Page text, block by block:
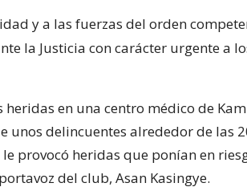
y a las fuerzas del orden
la Justicia con carácter urgente a
en una centro médico de
unos delincuentes alrededor de las
provocó heridas que ponían en
del club, Asan Kasingye.